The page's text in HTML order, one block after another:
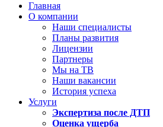
Главная
О компании
Наши специалисты
Планы развития
Лицензии
Партнеры
Мы на ТВ
Наши вакансии
История успеха
Услуги
Экспертиза после ДТП
Оценка ущерба